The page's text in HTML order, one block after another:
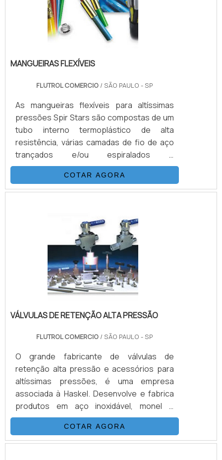
MANGUEIRAS FLEXÍVEIS
FLUTROL COMERCIO / SÃO PAULO - SP
As mangueiras flexíveis para altíssimas
pressões Spir Stars são compostas de um
tubo interno termoplástico de alta
resistência, várias camadas de fio de aço
trançados e/ou espiralados e
externamente revestidas com uma capa de
poliamida (nylon) ou poliuretano. Esta
combinação, adicionada a um processo
uma mangueira flexível, que possui as
seguintes propriedades: Desenvolvida
para alta e altíssimas pressões (3.200 Bar).
Excelentes características de vazão. .
COTAR AGORA
VÁLVULAS DE RETENÇÃO ALTA PRESSÃO
FLUTROL COMERCIO / SÃO PAULO - SP
O grande fabricante de válvulas de
retenção alta pressão e acessórios para
altíssimas pressões, é uma empresa
associada à Haskel. Desenvolve e fabrica
produtos em aço inoxidável, monel e
hasteloy, seus principais ítens são válvulas
esfera, agulha, retenção, tubos conexões
e niple. Também fornece equipamentos
COTAR AGORA